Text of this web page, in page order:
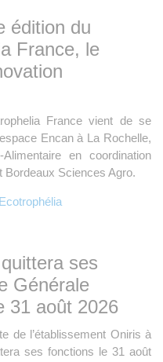
édition du
France, le
France vient de se
Encan à La Rochelle,
en coordination
Bordeaux Sciences Agro.
ses
Générale
31 août 2026
de l’établissement Oniris à
ses fonctions le 31 août